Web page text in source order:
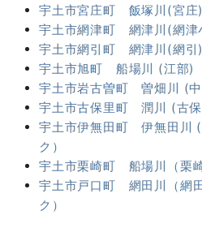
宇土市宮庄町 飯塚川(宮庄)
宇土市網津町 網津川(網津
宇土市網引町 網津川(網引)
宇土市旭町 船場川 (江部)
宇土市岩古曽町 曽畑川 (中
宇土市古保里町 潤川 (古保
宇土市伊無田町 伊無田川
ク）
宇土市栗崎町 船場川（栗
宇土市戸口町 網田川（網
ク）